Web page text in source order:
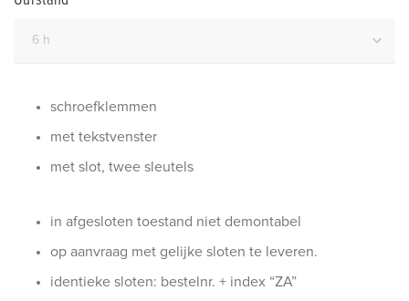
schroefklemmen
met tekstvenster
met slot, twee sleutels
in afgesloten toestand niet demontabel
op aanvraag met gelijke sloten te leveren.
identieke sloten: bestelnr. + index “ZA”